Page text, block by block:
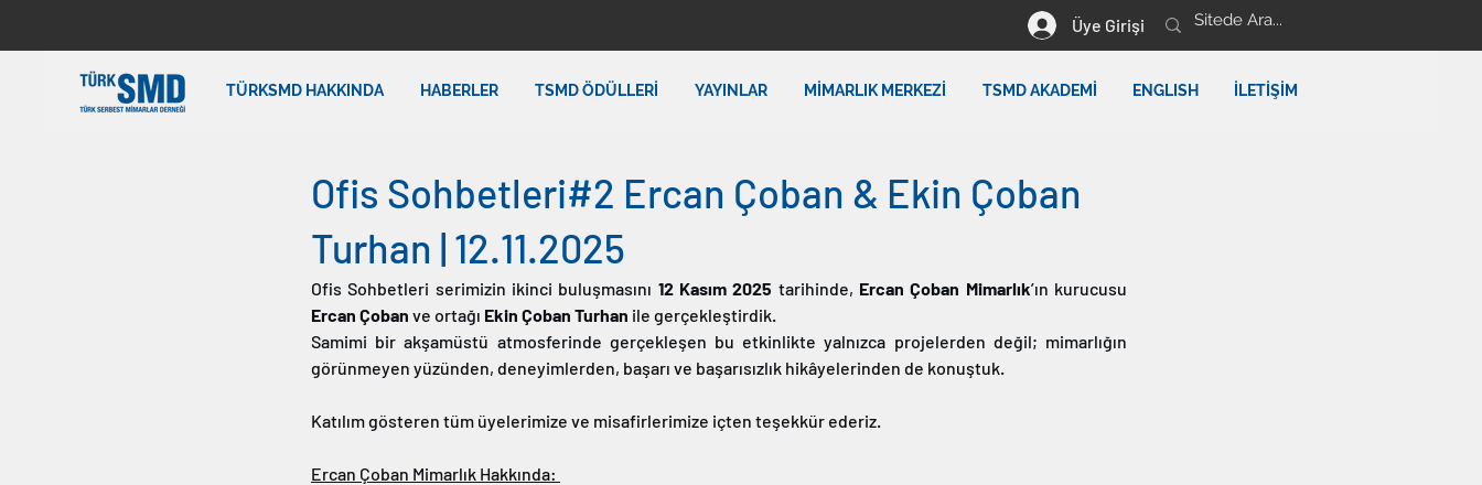
Üye Girişi
TÜRKSMD HAKKINDA HABERLER TSMD ÖDÜLLERİ YAYINLAR MİMARLIK MERKEZİ TSMD AKADEMİ ENGLISH İLETİŞİM
Ofis Sohbetleri#2 Ercan Çoban & Ekin Çoban
Turhan | 12.11.2025
Ofis Sohbetleri serimizin ikinci buluşmasını 12 Kasım 2025 tarihinde, Ercan Çoban Mimarlık
Ercan Çoban ve ortağı Ekin Çoban Turhan ile gerçekleştirdik.
Samimi bir akşamüstü atmosferinde gerçekleşen bu etkinlikte yalnızca projelerden değil; mimarlığın
görünmeyen yüzünden, deneyimlerden, başarı ve başarısızlık hikâyelerinden de konuştuk.
Katılım gösteren tüm üyelerimize ve misafirlerimize içten teşekkür ederiz.
Ercan Çoban Mimarlık Hakkında: